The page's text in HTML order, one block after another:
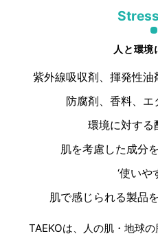
人と環境
紫外線吸収剤、揮発性油
防腐剤、香料、エ
環境に対する
肌を考慮した成分
‘使いや
肌で感じられる製品
TAEKOは、人の肌・地球の